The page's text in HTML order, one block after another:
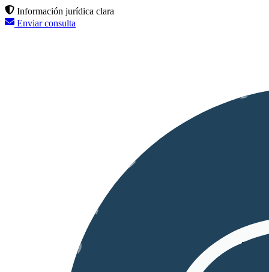
Información jurídica clara
Enviar consulta